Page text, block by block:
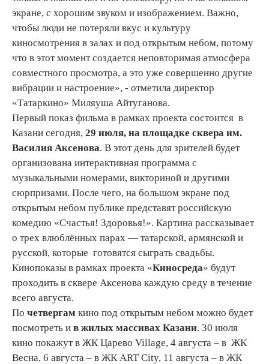
экране, с хорошим звуком и изображением. Важно,
чтобы люди не потеряли вкус и культуру
киносмотрения в залах и под открытым небом, потому
что в этот момент создается неповторимая атмосфера
совместного просмотра, а это уже совершенно другие
вибрации и настроение», - отметила директор
«Татаркино» Миляуша Айтуганова.
Первый показ фильма в рамках проекта состоится в
Казани сегодня, 29 июля, на площадке сквера им.
Василия Аксенова. В этот день для зрителей будет
организована интерактивная программа с
музыкальными номерами, викториной и другими
сюрпризами. После чего, на большом экране под
открытым небом публике представят российскую
комедию «Счастья! Здоровья!». Картина рассказывает
о трех влюблённых парах — татарской, армянской и
русской, которые готовятся сыграть свадьбы.
Кинопоказы в рамках проекта «Киносреда» будут
проходить в сквере Аксенова каждую среду в течение
всего августа.
По четвергам кино под открытым небом можно будет
посмотреть и в жилых массивах Казани. 30 июля
кино покажут в ЖК Царево Village, 4 августа – в ЖК
Весна, 6 августа – в ЖК ART City, 11 августа – в ЖК